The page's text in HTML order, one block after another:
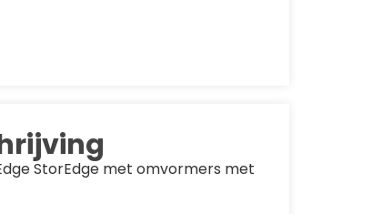
StorEdge met omvormers met